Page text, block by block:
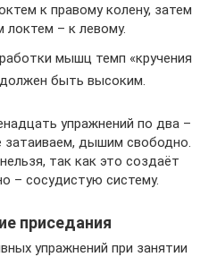
к правому колену, затем
локтем – к левому.
мышц темп «кручения
быть высоким.
упражнений по два –
затаиваем, дышим свободно.
так как это создаёт
– сосудистую систему.
приседания
упражнений при занятии